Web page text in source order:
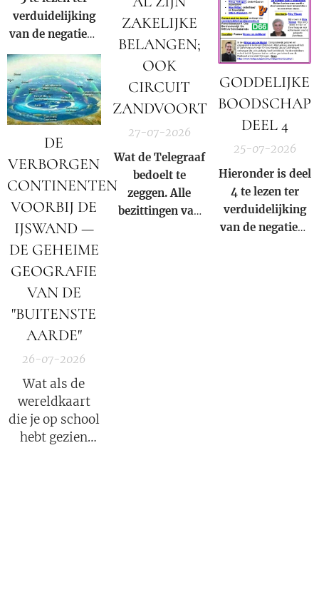
ZAKELIJKE
BELANGEN;
OOK
CIRCUIT
ZANDVOORT
27-07-2026
Wat de Telegraaf
bedoelt te
zeggen. Alle
bezittingen van
waarin één en
dezelfde familie
altijd de
levert".
verduidelijking
van de negatieve
rol en
samenzwering in
woord en beeld
van de Rooms-
Katholieke kerk
binnen onze
huidige
DE
VERBORGEN
CONTINENTEN
VOORBIJ DE
IJSWAND —
DE GEHEIME
GEOGRAFIE
VAN DE
"BUITENSTE
AARDE"
26-07-2026
Wat als de
wereldkaart
die je op school
hebt gezien
GODDELIJKE
BOODSCHAP
DEEL 4
25-07-2026
Hieronder is deel
4 te lezen ter
verduidelijking
van de negatieve